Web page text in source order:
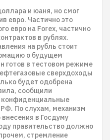
и юаня, но смог
евро. Частично это
евро на Forex, частично
в рублях.
на рубль стоит
о будущем
в тестовом режиме
сверхдоходы
будет одобрена
сообщили
конфиденциальные
По слухам, механизм
в Госдуму
правительство должно
стремление